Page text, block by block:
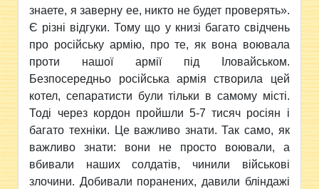
знаете, я заверну ее, никто не будет проверять».
Є різні відгуки. Тому що у книзі багато свідчень
про російську армію, про те, як вона воювала
проти нашої армії під Іловайськом.
Безпосередньо російська армія створила цей
котел, сепаратисти були тільки в самому місті.
Тоді через кордон пройшли 5-7 тисяч росіян і
багато техніки. Це важливо знати. Так само, як
важливо знати: вони не просто воювали, а
вбивали наших солдатів, чинили військові
злочини. Добивали поранених, давили бліндажі